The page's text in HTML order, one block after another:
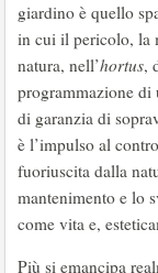
giardino è quello
in cui il pericolo, la
natura, nell’hortus,
programmazione di
di garanzia di
è l’impulso al
fuoriuscita dalla
mantenimento e lo
come vita e,
Più si emancipa